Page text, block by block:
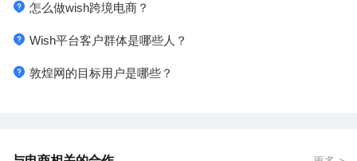
怎么做wish跨境电商？
Wish平台客户群体是哪些人？
敦煌网的目标用户是哪些？